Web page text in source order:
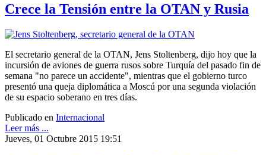
Crece la Tensión entre la OTAN y Rusia
El secretario general de la OTAN, Jens Stoltenberg, dijo hoy que la
incursión de aviones de guerra rusos sobre Turquía del pasado fin de
semana "no parece un accidente", mientras que el gobierno turco
presentó una queja diplomática a Moscú por una segunda violación
de su espacio soberano en tres días.
Publicado en Internacional
Leer más ...
Jueves, 01 Octubre 2015 19:51